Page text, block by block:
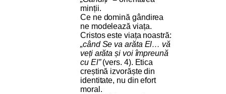
minții.
Ce ne domină gândirea
ne modelează viața.
Cristos este viața noastră:
„când Se va arăta El… vă
veți arăta și voi împreună
cu El”(vers. 4). Etica
creștină izvorăște din
identitate, nu din efort
moral.